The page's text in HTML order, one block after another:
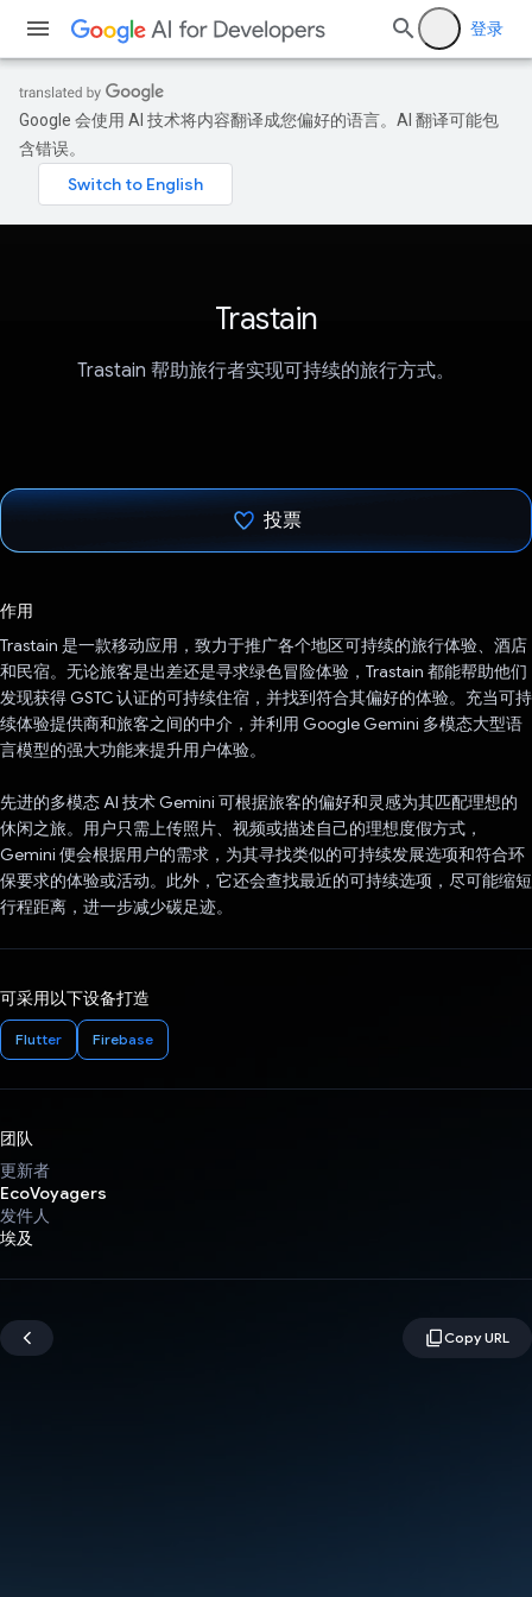
登录
Google 会使用 AI 技术将内容翻译成您偏好的语言。AI 翻译可能包
含错误。
Trastain
Trastain 帮助旅行者实现可持续的旅行方式。
投票
作用
Trastain 是一款移动应用，致力于推广各个地区可持续的旅行体验、酒店
和民宿。无论旅客是出差还是寻求绿色冒险体验，Trastain 都能帮助他们
发现获得 GSTC 认证的可持续住宿，并找到符合其偏好的体验。充当可持
续体验提供商和旅客之间的中介，并利用 Google Gemini 多模态大型语
言模型的强大功能来提升用户体验。
先进的多模态 AI 技术 Gemini 可根据旅客的偏好和灵感为其匹配理想的
休闲之旅。用户只需上传照片、视频或描述自己的理想度假方式，
Gemini 便会根据用户的需求，为其寻找类似的可持续发展选项和符合环
保要求的体验或活动。此外，它还会查找最近的可持续选项，尽可能缩短
行程距离，进一步减少碳足迹。
可采用以下设备打造
Flutter Firebase
团队
更新者
EcoVoyagers
发件人
埃及